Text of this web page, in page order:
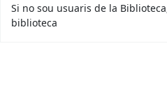
Si no sou usuaris de la
biblioteca